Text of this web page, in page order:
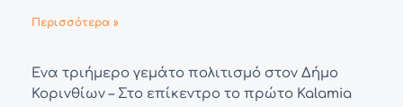
Περισσότερα »
Ένα τριήμερο γεμάτο πολιτισμό στον Δήμο
Κορινθίων – Στο επίκεντρο το πρώτο Kalamia